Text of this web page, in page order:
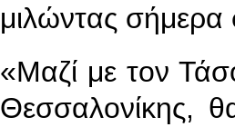
μιλώντας
«Μαζί με τον
Θεσσαλονίκης,